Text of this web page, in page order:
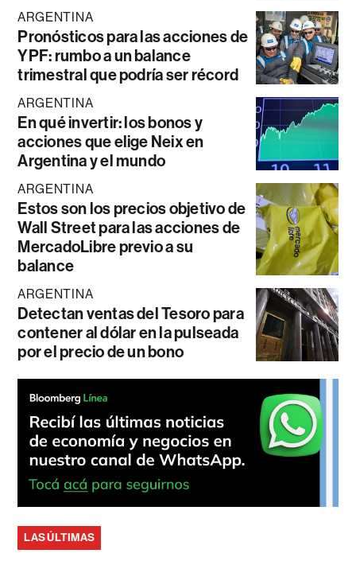
ARGENTINA
Pronósticos para las acciones de
YPF: rumbo a un balance
trimestral que podría ser récord
ARGENTINA
En qué invertir: los bonos y
acciones que elige Neix en
Argentina y el mundo
ARGENTINA
Estos son los precios objetivo de
Wall Street para las acciones de
MercadoLibre previo a su
balance
ARGENTINA
Detectan ventas del Tesoro para
contener al dólar en la pulseada
por el precio de un bono
LAS ÚLTIMAS